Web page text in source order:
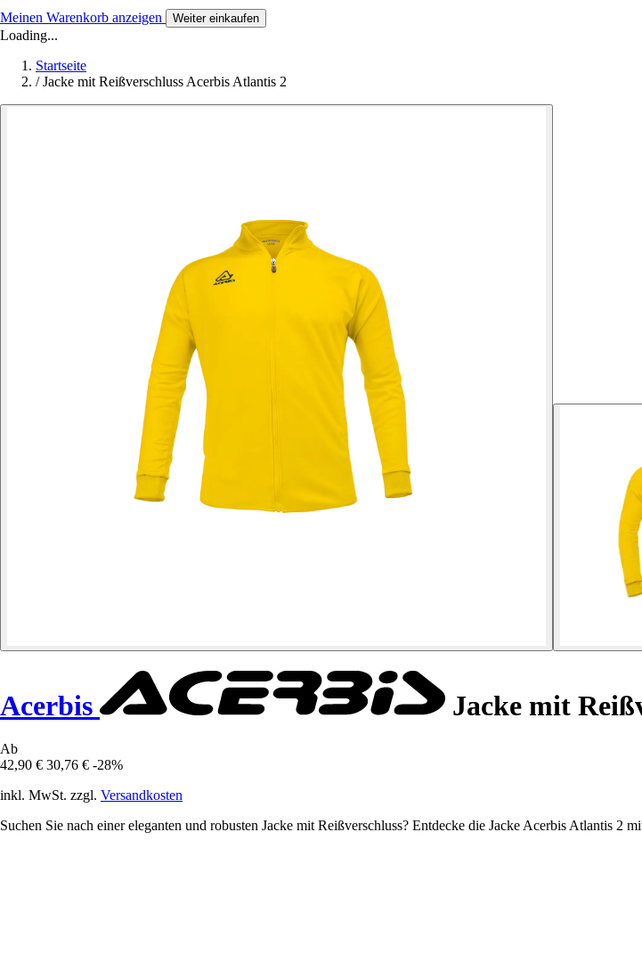
Meinen Warenkorb anzeigen Weiter einkaufen
Loading...
Startseite
/ Jacke mit Reißverschluss Acerbis Atlantis 2
Acerbis Jacke mit
Ab
42,90 € 30,76 € -28%
inkl. MwSt. zzgl. Versandkosten
Suchen Sie nach einer eleganten und robusten Jacke mit Reißverschluss? Entdecke die Jacke Acerbis Atlantis 2